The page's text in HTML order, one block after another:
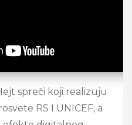
spreči koji realizuju
RS I UNICEF, a